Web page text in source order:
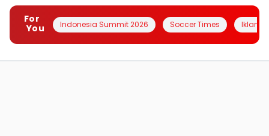
For
You
Indonesia Summit 2026 Soccer Times Iklanin